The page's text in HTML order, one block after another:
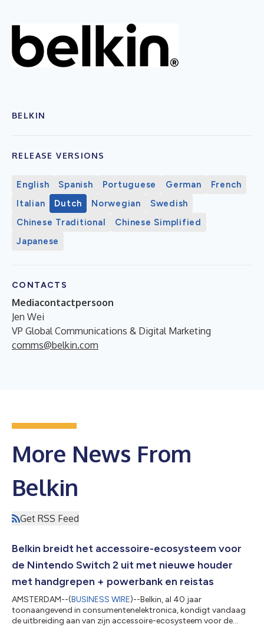
BELKIN
RELEASE VERSIONS
English Spanish Portuguese German
French
Italian
Dutch Norwegian
Swedish
Chinese Traditional
Chinese Simplified
Japanese
CONTACTS
Mediacontactpersoon
Jen Wei
VP Global Communications & Digital Marketing
comms@belkin.com
More News From
Belkin
Get RSS Feed
Belkin breidt het accessoire-ecosysteem voor
de Nintendo Switch 2 uit met nieuwe houder
met handgrepen + powerbank en reistas
AMSTERDAM--(BUSINESS WIRE)--Belkin, al 40 jaar
toonaangevend in consumentenelektronica, kondigt vandaag
de uitbreiding aan van zijn accessoire-ecosysteem voor de